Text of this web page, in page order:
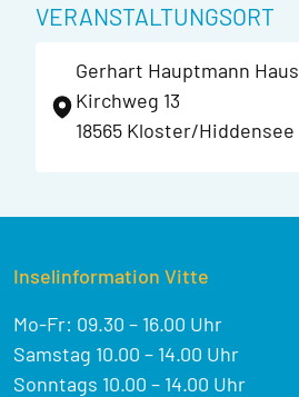
VERANSTALTUNGSORT
Gerhart Hauptmann Haus
Kirchweg 13
18565 Kloster/Hiddensee
Inselinformation Vitte
Mo-Fr: 09.30 – 16.00 Uhr
Samstag 10.00 – 14.00 Uhr
Sonntags 10.00 – 14.00 Uhr